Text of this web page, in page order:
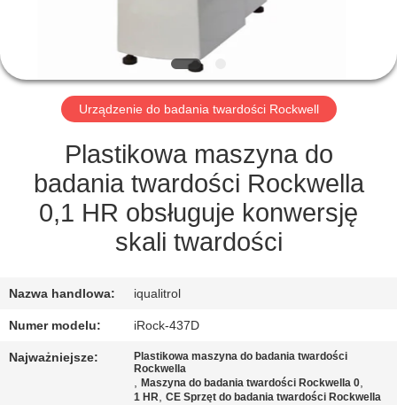
KONTROLA
JAKOŚCI
SITEMAP
PRIVACY
Urządzenie do badania twardości Rockwell
Plastikowa maszyna do
badania twardości Rockwella
0,1 HR obsługuje konwersję
skali twardości
Nazwa handlowa: iqualitrol
Numer modelu: iRock-437D
Najważniejsze:
Plastikowa maszyna do badania twardości
Rockwella
,Maszyna do badania twardości Rockwella 0,
1 HR,CE Sprzęt do badania twardości Rockwella